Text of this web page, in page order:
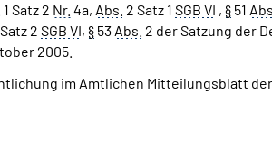
1 Satz 2 Nr. 4a, Abs. 2 Satz 1 SGB VI , § 51 Abs.
2 SGB VI, § 53 Abs. 2 der Satzung der
2005.
im Amtlichen Mitteilungsblatt